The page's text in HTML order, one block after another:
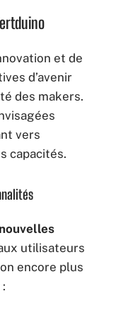
et de
d’avenir
des makers.
vers
capacités.
nouvelles
utilisateurs
encore plus